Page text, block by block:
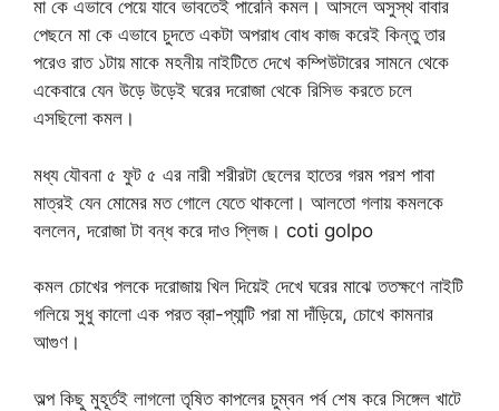
মা কে এভাবে পেয়ে যাবে ভাবতেই পারেনি কমল। আসলে অসুস্থ বাবার
পেছনে মা কে এভাবে চুদতে একটা অপরাধ বোধ কাজ করেই কিন্তু তার
পরেও রাত ১টায় মাকে মহনীয় নাইটিতে দেখে কম্পিউটারের সামনে থেকে
একেবারে যেন উড়ে উড়েই ঘরের দরোজা থেকে রিসিভ করতে চলে
এসছিলো কমল।
মধ্য যৌবনা ৫ ফুট ৫ এর নারী শরীরটা ছেলের হাতের গরম পরশ পাবা
মাত্রই যেন মোমের মত গোলে যেতে থাকলো। আলতো গলায় কমলকে
বললেন, দরোজা টা বন্ধ করে দাও প্লিজ। coti golpo
কমল চোখের পলকে দরোজায় খিল দিয়েই দেখে ঘরের মাঝে ততক্ষণে নাইটি
গলিয়ে সুধু কালো এক পরত ব্রা-প্যান্টি পরা মা দাঁড়িয়ে, চোখে কামনার
আগুণ।
অল্প কিছু মুহূর্তই লাগলো তৃষিত কাপলের চুম্বন পর্ব শেষ করে সিঙ্গেল খাটে